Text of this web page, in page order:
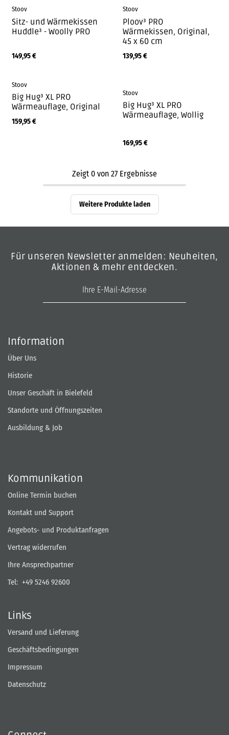
Stoov
Sitz- und Wärmekissen
Huddle³ - Woolly PRO
149,95€
Stoov
Ploov³ PRO
Wärmekissen, Original,
45 x 60 cm
139,95€
Stoov
Big Hug³ XL PRO
Wärmeauflage, Original
159,95€
Stoov
Big Hug³ XL PRO
Wärmeauflage, Wollig
169,95€
Zeigt 0 von 27 Ergebnisse
Weitere Produkte laden
Für unseren Newsletter anmelden: Neuheiten,
Aktionen & mehr entdecken.
Information
Über Uns
Historie
Unser Geschäft in Bielefeld
Standorte und Öffnungszeiten
Ausbildung & Job
Kommunikation
Online Termin buchen
Kontakt und Support
Angebots- und Produktanfragen
Vertrag widerrufen
Ihre Ansprechpartner
Tel: +49 5246 92600
Links
Versand und Lieferung
Geschäftsbedingungen
Impressum
Datenschutz